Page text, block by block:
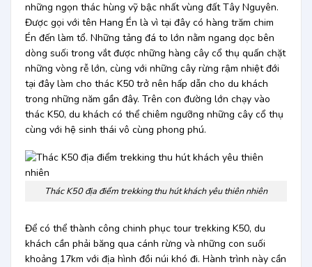
những ngọn thác hùng vỹ bậc nhất vùng đất Tây Nguyên.
Được gọi với tên Hang Én là vì tại đây có hàng trăm chim
Én đến làm tổ. Những tảng đá to lớn nằm ngang dọc bên
dòng suối trong vắt được những hàng cây cổ thụ quấn chặt
những vòng rễ lớn, cùng với những cây rừng rậm nhiệt đới
tại đây làm cho thác K50 trở nên hấp dẫn cho du khách
trong những năm gần đây. Trên con đường lớn chạy vào
thác K50, du khách có thể chiêm ngưỡng những cây cổ thụ
cùng với hệ sinh thái vô cùng phong phú.
Thác K50 địa điểm trekking thu hút khách yêu thiên nhiên
Để có thể thành công chinh phục tour trekking K50, du
khách cần phải băng qua cánh rừng và những con suối
khoảng 17km với địa hình đồi núi khó đi. Hành trình này cần